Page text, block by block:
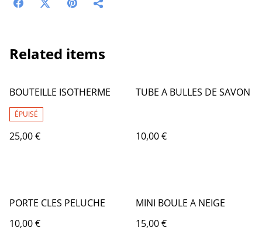
Related items
BOUTEILLE ISOTHERME
ÉPUISÉ
25,00 €
TUBE A BULLES DE SAVON
10,00 €
PORTE CLES PELUCHE
10,00 €
MINI BOULE A NEIGE
15,00 €